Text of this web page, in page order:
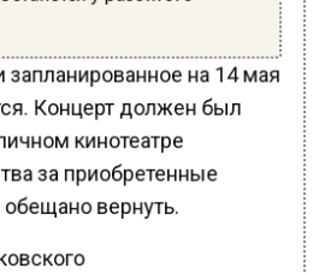
на 14 мая
Концерт должен был
кинотеатре
за приобретенные
вернуть.